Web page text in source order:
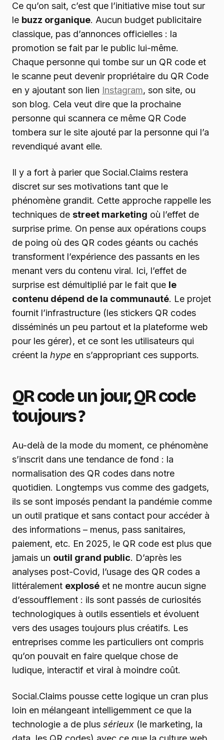
Ce qu’on sait, c’est que l’initiative mise tout sur
le buzz organique. Aucun budget publicitaire
classique, pas d’annonces officielles : la
promotion se fait par le public lui-même.
Chaque personne qui tombe sur un QR code et
le scanne peut devenir propriétaire du QR Code
en y ajoutant son lien Instagram, son site, ou
son blog. Cela veut dire que la prochaine
personne qui scannera ce même QR Code
tombera sur le site ajouté par la personne qui l’a
revendiqué avant elle.
Il y a fort à parier que Social.Claims restera
discret sur ses motivations tant que le
phénomène grandit. Cette approche rappelle les
techniques de street marketing où l’effet de
surprise prime. On pense aux opérations coups
de poing où des QR codes géants ou cachés
transforment l’expérience des passants en les
menant vers du contenu viral. Ici, l’effet de
surprise est démultiplié par le fait que le
contenu dépend de la communauté. Le projet
fournit l’infrastructure (les stickers QR codes
disséminés un peu partout et la plateforme web
pour les gérer), et ce sont les utilisateurs qui
créent la hype en s’appropriant ces supports.
QR code un jour, QR code
toujours ?
Au-delà de la mode du moment, ce phénomène
s’inscrit dans une tendance de fond : la
normalisation des QR codes dans notre
quotidien. Longtemps vus comme des gadgets,
ils se sont imposés pendant la pandémie comme
un outil pratique et sans contact pour accéder à
des informations – menus, pass sanitaires,
paiement, etc. En 2025, le QR code est plus que
jamais un outil grand public. D’après les
analyses post-Covid, l’usage des QR codes a
littéralement explosé et ne montre aucun signe
d’essoufflement : ils sont passés de curiosités
technologiques à outils essentiels et évoluent
vers des usages toujours plus créatifs. Les
entreprises comme les particuliers ont compris
qu’on pouvait en faire quelque chose de
ludique, interactif et viral à moindre coût.
Social.Claims pousse cette logique un cran plus
loin en mélangeant intelligemment ce que la
technologie a de plus sérieux (le marketing, la